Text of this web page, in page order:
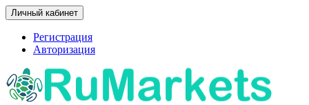
Личный кабинет
Регистрация
Авторизация